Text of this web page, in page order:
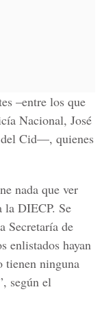
–entre los que
Nacional, José
Cid—, quienes
nada que ver
la DIECP. Se
Secretaría de
enlistados hayan
tienen ninguna
según el